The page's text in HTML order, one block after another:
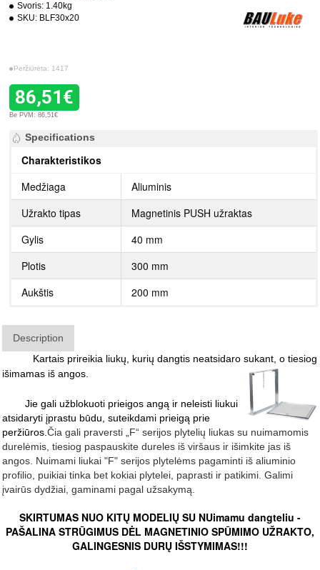
Svoris: 1.40kg
SKU: BLF30x20
Peržiūrėta: 1417
86,51€
Be PVM: 86,51€
Specifications
Charakteristikos
Medžiaga
Aliuminis
Užrakto tipas
Magnetinis PUSH užraktas
Gylis
40 mm
Plotis
300 mm
Aukštis
200 mm
Description
Kartais prireikia liukų, kurių dangtis neatsidaro sukant, o tiesiog
išimamas iš angos.
Jie gali užblokuoti prieigos angą ir neleisti liukui
atsidaryti įprastu būdu, suteikdami prieigą prie
peržiūros. Čia gali praversti „F“ serijos plytelių liukas su nuimamomis
durelėmis, tiesiog paspauskite dureles iš viršaus ir išimkite jas iš
angos. Nuimami liukai "F" serijos plytelėms pagaminti iš aliuminio
profilio, puikiai tinka bet kokiai plytelei, paprasti ir patikimi. Galimi
įvairūs dydžiai, gaminami pagal užsakymą.
SKIRTUMAS NUO KITŲ MODELIŲ SU NUimamu dangteliu -
PAŠALINA STRŪGIMUS DĖL MAGNETINIO SPŪMIMO UŽRAKTO,
GALINGESNIS DURŲ IŠSTYMIMAS!!!